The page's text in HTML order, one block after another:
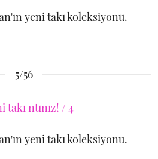
yeni takı koleksiyonu.
5/56
yeni takı koleksiyonu.